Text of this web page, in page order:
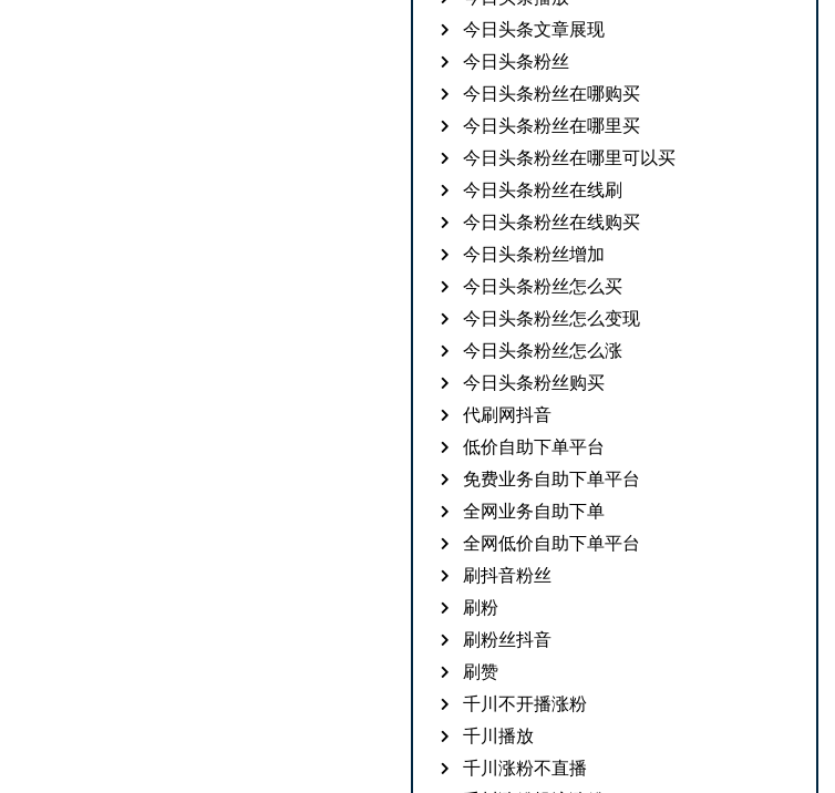
今日头条文章展现
今日头条粉丝
今日头条粉丝在哪购买
今日头条粉丝在哪里买
今日头条粉丝在哪里可以买
今日头条粉丝在线刷
今日头条粉丝在线购买
今日头条粉丝增加
今日头条粉丝怎么买
今日头条粉丝怎么变现
今日头条粉丝怎么涨
今日头条粉丝购买
代刷网抖音
低价自助下单平台
免费业务自助下单平台
全网业务自助下单
全网低价自助下单平台
刷抖音粉丝
刷粉
刷粉丝抖音
刷赞
千川不开播涨粉
千川播放
千川涨粉不直播